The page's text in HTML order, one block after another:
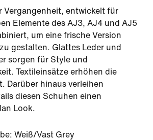
Vergangenheit, entwickelt für
Elemente des AJ3, AJ4 und AJ5
um eine frische Version
gestalten. Glattes Leder und
sorgen für Style und
Textileinsätze erhöhen die
Darüber hinaus verleihen
diesen Schuhen einen
Look.
Weiß/Vast Grey